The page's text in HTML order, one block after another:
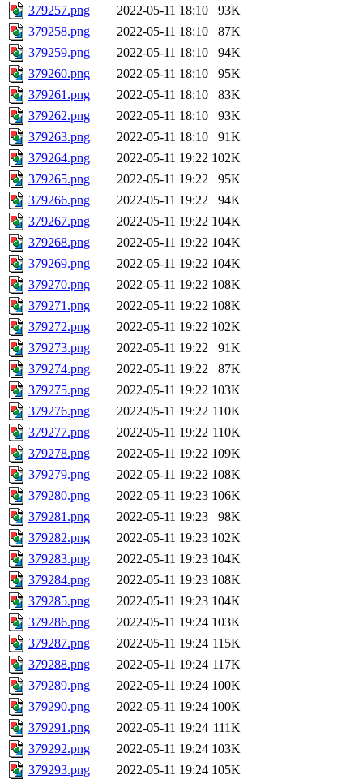
379257.png
2022-05-11 18:10
93K
379258.png
2022-05-11 18:10
87K
379259.png
2022-05-11 18:10
94K
379260.png
2022-05-11 18:10
95K
379261.png
2022-05-11 18:10
83K
379262.png
2022-05-11 18:10
93K
379263.png
2022-05-11 18:10
91K
379264.png
2022-05-11 19:22 102K
379265.png
2022-05-11 19:22
95K
379266.png
2022-05-11 19:22
94K
379267.png
2022-05-11 19:22 104K
379268.png
2022-05-11 19:22 104K
379269.png
2022-05-11 19:22 104K
379270.png
2022-05-11 19:22 108K
379271.png
2022-05-11 19:22 108K
379272.png
2022-05-11 19:22 102K
379273.png
2022-05-11 19:22
91K
379274.png
2022-05-11 19:22
87K
379275.png
2022-05-11 19:22 103K
379276.png
2022-05-11 19:22 110K
379277.png
2022-05-11 19:22 110K
379278.png
2022-05-11 19:22 109K
379279.png
2022-05-11 19:22 108K
379280.png
2022-05-11 19:23 106K
379281.png
2022-05-11 19:23
98K
379282.png
2022-05-11 19:23 102K
379283.png
2022-05-11 19:23 104K
379284.png
2022-05-11 19:23 108K
379285.png
2022-05-11 19:23 104K
379286.png
2022-05-11 19:24 103K
379287.png
2022-05-11 19:24 115K
379288.png
2022-05-11 19:24 117K
379289.png
2022-05-11 19:24 100K
379290.png
2022-05-11 19:24 100K
379291.png
2022-05-11 19:24 111K
379292.png
2022-05-11 19:24 103K
379293.png
2022-05-11 19:24 105K